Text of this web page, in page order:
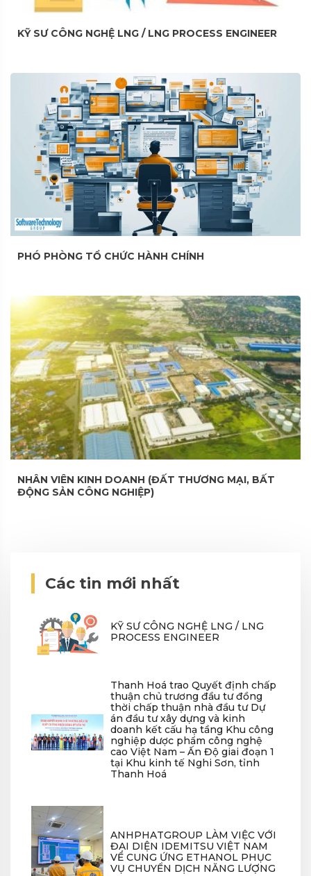
KỸ SƯ CÔNG NGHỆ LNG / LNG PROCESS ENGINEER
PHÓ PHÒNG TỔ CHỨC HÀNH CHÍNH
NHÂN VIÊN KINH DOANH (ĐẤT THƯƠNG MẠI, BẤT
ĐỘNG SẢN CÔNG NGHIỆP)
Các tin mới nhất
KỸ SƯ CÔNG NGHỆ LNG / LNG
PROCESS ENGINEER
Thanh Hoá trao Quyết định chấp
thuận chủ trương đầu tư đồng
thời chấp thuận nhà đầu tư Dự
án đầu tư xây dựng và kinh
doanh kết cấu hạ tầng Khu công
nghiệp dược phẩm công nghệ
cao Việt Nam – Ấn Độ giai đoạn 1
tại Khu kinh tế Nghi Sơn, tỉnh
Thanh Hoá
ANHPHATGROUP LÀM VIỆC VỚI
ĐẠI DIỆN IDEMITSU VIỆT NAM
VỀ CUNG ỨNG ETHANOL PHỤC
VỤ CHUYỂN DỊCH NĂNG LƯỢNG